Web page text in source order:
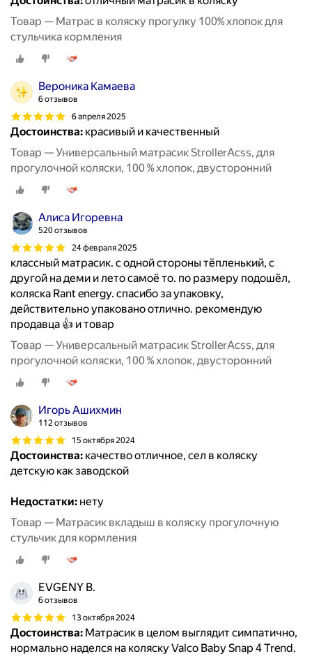
Товар — Матрас в коляску прогулку 100% хлопок для
стульчика кормления
Вероника Камаева
6 отзывов
6 апреля 2025
Достоинства: красивый и качественный
Товар — Универсальный матрасик StrollerAcss, для
прогулочной коляски, 100 % хлопок, двусторонний
Алиса Игоревна
520 отзывов
24 февраля 2025
классный матрасик. с одной стороны тёпленький, с
другой на деми и лето самоё то. по размеру подошёл,
коляска Rant energy. спасибо за упаковку,
действительно упаковано отлично. рекомендую
продавца 👍 и товар
Товар — Универсальный матрасик StrollerAcss, для
прогулочной коляски, 100 % хлопок, двусторонний
Игорь Ашихмин
112 отзывов
15 октября 2024
Достоинства: качество отличное, сел в коляску
детскую как заводской
Недостатки: нету
Товар — Матрасик вкладыш в коляску прогулочную
стульчик для кормления
EVGENY B.
6 отзывов
13 октября 2024
Достоинства: Матрасик в целом выглядит симпатично,
нормально наделся на коляску Valco Baby Snap 4 Trend.